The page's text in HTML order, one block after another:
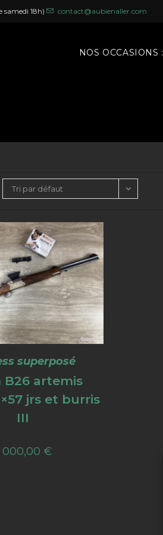
samedi 18h) contact@aubienaller.com
NOS OCCASIONS :
Tri par défaut
superposé
B26 artemis
jrs et burris
III
000,00 €